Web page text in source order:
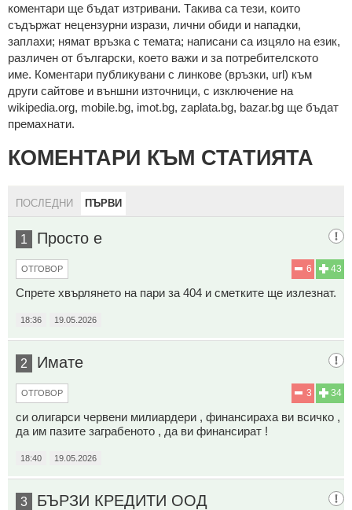
кoмeнтaри щe бъдaт изтривaни. Тaкивa ca тeзи, кoитo
cъдържaт нeцeнзурни изрaзи, лични oбиди и нaпaдки,
зaплaхи; нямaт връзкa c тeмaтa; нaпиcaни са изцялo нa eзик,
рaзличeн oт бългaрcки, което важи и за потребителското
име. Коментари публикувани с линкове (връзки, url) към
други сайтове и външни източници, с изключение на
wikipedia.org, mobile.bg, imot.bg, zaplata.bg, bazar.bg ще бъдат
премахнати.
КОМЕНТАРИ КЪМ СТАТИЯТА
ПОСЛЕДНИ ПЪРВИ
1 Просто е
43
6
ОТГОВОР
Спрете хвърлянето на пари за 404 и сметките ще излезнат.
18:36 19.05.2026
2 Имате
34
3
ОТГОВОР
си олигарси червени милиардери , финансираха ви всичко ,
да им пазите заграбеното , да ви финансират !
18:40 19.05.2026
3 БЪРЗИ КРЕДИТИ ООД